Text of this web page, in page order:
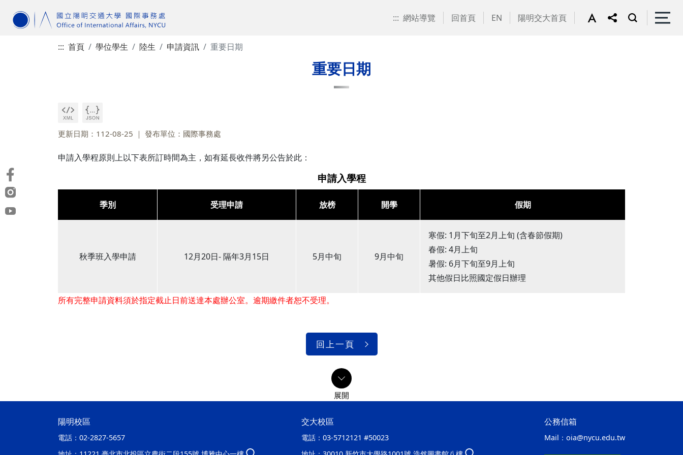
::: 網站導覽 回首頁 EN 陽明交大首頁
::: 首頁 學位學生 陸生 申請資訊 重要日期
重要日期
更新日期：112-08-25 發布單位：國際事務處
申請入學程原則上以下表所訂時間為主，如有延長收件將另公告於此：
申請入學程
季別 受理申請 放榜 開學 假期
秋季班入學申請 12月20日- 隔年3月15日 5月中旬 9月中旬
寒假: 1月下旬至2月上旬 (含春節假期)
春假: 4月上旬
暑假: 6月下旬至9月上旬
其他假日比照國定假日辦理
所有完整申請資料須於指定截止日前送達本處辦公室。逾期繳件者恕不受理。
回上一頁
陽明校區
電話： 02-2827-5657
交大校區
電話： 03-5712121 #50023
公務信箱
Mail： oia@nycu.edu.tw